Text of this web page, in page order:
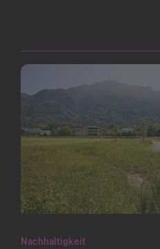
Nachhaltigkeit